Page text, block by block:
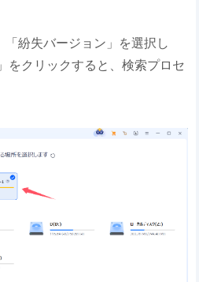
「紛失バージョン」を選択し
をクリックすると、検索プロセ